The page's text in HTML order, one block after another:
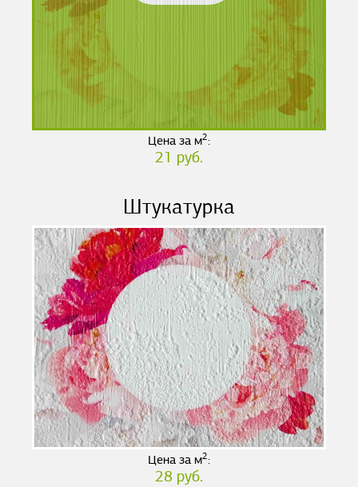
Цена за м2:
21 руб.
Штукатурка
Цена за м2:
28 руб.